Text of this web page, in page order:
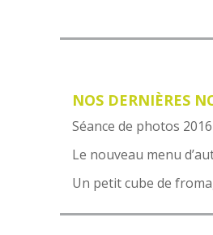
NOS DERNIÈRES
Séance de photos 2016
Le nouveau menu
Un petit cube de